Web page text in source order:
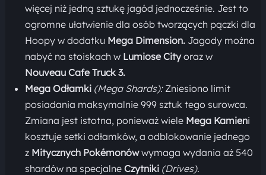
więcej niż jedną sztukę jagód jednocześnie. Jest to
ogromne ułatwienie dla osób tworzących pączki dla
Hoopy w dodatku Mega Dimension.Jagody można
nabyć na stoiskach w Lumiose Cityoraz w
Nouveau Cafe Truck 3.
Mega Odłamki (Mega Shards): Zniesiono limit
posiadania maksymalnie 999 sztuk tego surowca.
Zmiana jest istotna, ponieważ wiele Mega Kamieni
kosztuje setki odłamków, a odblokowanie jednego
z Mitycznych Pokémonówwymaga wydania aż 540
shardów na specjalne Czytniki (Drives).